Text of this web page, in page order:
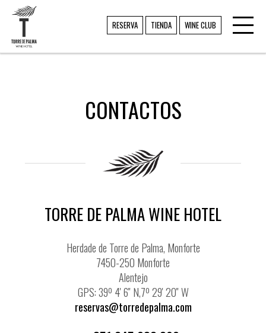
RESERVA TIENDA WINE CLUB
CONTACTOS
TORRE DE PALMA WINE HOTEL
Herdade de Torre de Palma, Monforte
7450-250 Monforte
Alentejo
GPS: 39º 4' 6'' N,7º 29' 20'' W
reservas@torredepalma.com